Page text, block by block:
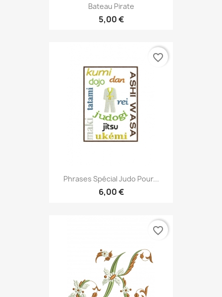
Bateau Pirate
5,00 €
Phrases Spécial Judo Pour...
6,00 €
favorite_border
favorite_border